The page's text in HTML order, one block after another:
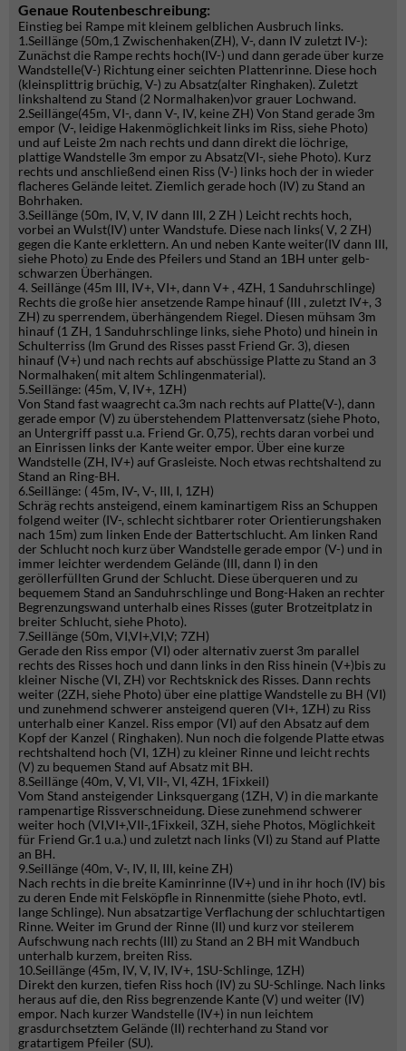
Genaue Routenbeschreibung:
Einstieg bei Rampe mit kleinem gelblichen Ausbruch links.
1.Seillänge (50m,1 Zwischenhaken(ZH), V-, dann IV zuletzt IV-):
Zunächst die Rampe rechts hoch(IV-) und dann gerade über kurze
Wandstelle(V-) Richtung einer seichten Plattenrinne. Diese hoch
(kleinsplittrig brüchig, V-) zu Absatz(alter Ringhaken). Zuletzt
linkshaltend zu Stand (2 Normalhaken)vor grauer Lochwand.
2.Seillänge(45m, VI-, dann V-, IV, keine ZH) Von Stand gerade 3m
empor (V-, leidige Hakenmöglichkeit links im Riss, siehe Photo)
und auf Leiste 2m nach rechts und dann direkt die löchrige,
plattige Wandstelle 3m empor zu Absatz(VI-, siehe Photo). Kurz
rechts und anschließend einen Riss (V-) links hoch der in wieder
flacheres Gelände leitet. Ziemlich gerade hoch (IV) zu Stand an
Bohrhaken.
3.Seillänge (50m, IV, V, IV dann III, 2 ZH ) Leicht rechts hoch,
vorbei an Wulst(IV) unter Wandstufe. Diese nach links( V, 2 ZH)
gegen die Kante erklettern. An und neben Kante weiter(IV dann III,
siehe Photo) zu Ende des Pfeilers und Stand an 1BH unter gelb-
schwarzen Überhängen.
4. Seillänge (45m III, IV+, VI+, dann V+ , 4ZH, 1 Sanduhrschlinge)
Rechts die große hier ansetzende Rampe hinauf (III , zuletzt IV+, 3
ZH) zu sperrendem, überhängendem Riegel. Diesen mühsam 3m
hinauf (1 ZH, 1 Sanduhrschlinge links, siehe Photo) und hinein in
Schulterriss (Im Grund des Risses passt Friend Gr. 3), diesen
hinauf (V+) und nach rechts auf abschüssige Platte zu Stand an 3
Normalhaken( mit altem Schlingenmaterial).
5.Seillänge: (45m, V, IV+, 1ZH)
Von Stand fast waagrecht ca.3m nach rechts auf Platte(V-), dann
gerade empor (V) zu überstehendem Plattenversatz (siehe Photo,
an Untergriff passt u.a. Friend Gr. 0,75), rechts daran vorbei und
an Einrissen links der Kante weiter empor. Über eine kurze
Wandstelle (ZH, IV+) auf Grasleiste. Noch etwas rechtshaltend zu
Stand an Ring-BH.
6.Seillänge: ( 45m, IV-, V-, III, I, 1ZH)
Schräg rechts ansteigend, einem kaminartigem Riss an Schuppen
folgend weiter (IV-, schlecht sichtbarer roter Orientierungshaken
nach 15m) zum linken Ende der Battertschlucht. Am linken Rand
der Schlucht noch kurz über Wandstelle gerade empor (V-) und in
immer leichter werdendem Gelände (III, dann I) in den
geröllerfüllten Grund der Schlucht. Diese überqueren und zu
bequemem Stand an Sanduhrschlinge und Bong-Haken an rechter
Begrenzungswand unterhalb eines Risses (guter Brotzeitplatz in
breiter Schlucht, siehe Photo).
7.Seillänge (50m, VI,VI+,VI,V; 7ZH)
Gerade den Riss empor (VI) oder alternativ zuerst 3m parallel
rechts des Risses hoch und dann links in den Riss hinein (V+)bis zu
kleiner Nische (VI, ZH) vor Rechtsknick des Risses. Dann rechts
weiter (2ZH, siehe Photo) über eine plattige Wandstelle zu BH (VI)
und zunehmend schwerer ansteigend queren (VI+, 1ZH) zu Riss
unterhalb einer Kanzel. Riss empor (VI) auf den Absatz auf dem
Kopf der Kanzel ( Ringhaken). Nun noch die folgende Platte etwas
rechtshaltend hoch (VI, 1ZH) zu kleiner Rinne und leicht rechts
(V) zu bequemen Stand auf Absatz mit BH.
8.Seillänge (40m, V, VI, VII-, VI, 4ZH, 1Fixkeil)
Vom Stand ansteigender Linksquergang (1ZH, V) in die markante
rampenartige Rissverschneidung. Diese zunehmend schwerer
weiter hoch (VI,VI+,VII-,1Fixkeil, 3ZH, siehe Photos, Möglichkeit
für Friend Gr.1 u.a.) und zuletzt nach links (VI) zu Stand auf Platte
an BH.
9.Seillänge (40m, V-, IV, II, III, keine ZH)
Nach rechts in die breite Kaminrinne (IV+) und in ihr hoch (IV) bis
zu deren Ende mit Felsköpfle in Rinnenmitte (siehe Photo, evtl.
lange Schlinge). Nun absatzartige Verflachung der schluchtartigen
Rinne. Weiter im Grund der Rinne (II) und kurz vor steilerem
Aufschwung nach rechts (III) zu Stand an 2 BH mit Wandbuch
unterhalb kurzem, breiten Riss.
10.Seillänge (45m, IV, V, IV, IV+, 1SU-Schlinge, 1ZH)
Direkt den kurzen, tiefen Riss hoch (IV) zu SU-Schlinge. Nach links
heraus auf die, den Riss begrenzende Kante (V) und weiter (IV)
empor. Nach kurzer Wandstelle (IV+) in nun leichtem
grasdurchsetztem Gelände (II) rechterhand zu Stand vor
gratartigem Pfeiler (SU).